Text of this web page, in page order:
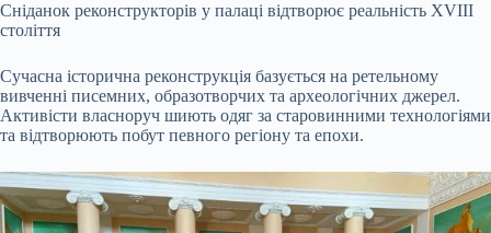
Сніданок реконструкторів у палаці відтворює реальність XVIII
століття
Сучасна історична реконструкція базується на ретельному
вивченні писемних, образотворчих та археологічних джерел.
Активісти власноруч шиють одяг за старовинними технологіями
та відтворюють побут певного регіону та епохи.